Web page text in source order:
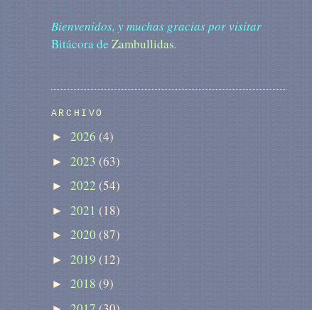
Bienvenidos, y muchas gracias por visitar
Bitácora de Zambullidas.
ARCHIVO
► 2026 (4)
► 2023 (63)
► 2022 (54)
► 2021 (18)
► 2020 (87)
► 2019 (12)
► 2018 (9)